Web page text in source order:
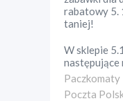
rabatowy 5.
taniej!
W sklepie
następujące
Poczta